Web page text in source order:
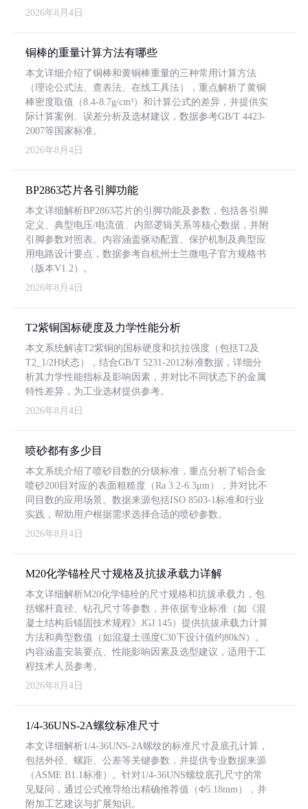
2026年8月4日
铜棒的重量计算方法有哪些
本文详细介绍了铜棒和黄铜棒重量的三种常用计算方法
（理论公式法、查表法、在线工具法），重点解析了黄铜
棒密度取值（8.4-8.7g/cm³）和计算公式的差异，并提供实
际计算案例、误差分析及选材建议，数据参考GB/T 4423-
2007等国家标准。
2026年8月4日
BP2863芯片各引脚功能
本文详细解析BP2863芯片的引脚功能及参数，包括各引脚
定义、典型电压/电流值、内部逻辑关系等核心数据，并附
引脚参数对照表。内容涵盖驱动配置、保护机制及典型应
用电路设计要点，数据参考自杭州士兰微电子官方规格书
（版本V1.2）。
2026年8月4日
T2紫铜国标硬度及力学性能分析
本文系统解读T2紫铜的国标硬度和抗拉强度（包括T2及
T2_1/2H状态），结合GB/T 5231-2012标准数据，详细分
析其力学性能指标及影响因素，并对比不同状态下的金属
特性差异，为工业选材提供参考。
2026年8月4日
喷砂都有多少目
本文系统介绍了喷砂目数的分级标准，重点分析了铝合金
喷砂200目对应的表面粗糙度（Ra 3.2-6.3μm），并对比不
同目数的应用场景。数据来源包括ISO 8503-1标准和行业
实践，帮助用户根据需求选择合适的喷砂参数。
2026年8月4日
M20化学锚栓尺寸规格及抗拔承载力详解
本文详细解析M20化学锚栓的尺寸规格和抗拔承载力，包
括螺杆直径、钻孔尺寸等参数，并依据专业标准（如《混
凝土结构后锚固技术规程》JGJ 145）提供抗拔承载力计算
方法和典型数值（如混凝土强度C30下设计值约80kN）。
内容涵盖安装要点、性能影响因素及选型建议，适用于工
程技术人员参考。
2026年8月4日
1/4-36UNS-2A螺纹标准尺寸
本文详细解析1/4-36UNS-2A螺纹的标准尺寸及底孔计算，
包括外径、螺距、公差等关键参数，并提供专业数据来源
（ASME B1.1标准）。针对1/4-36UNS螺纹底孔尺寸的常
见疑问，通过公式推导给出精确推荐值（Φ5.18mm），并
附加工艺建议与扩展知识。